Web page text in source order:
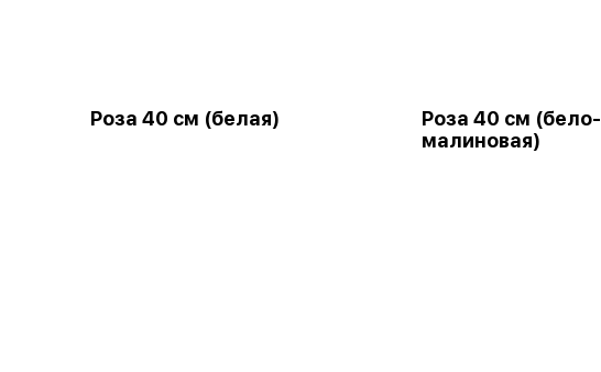
Роза 40 см (белая)
Роза 40 см (бело-
малиновая)